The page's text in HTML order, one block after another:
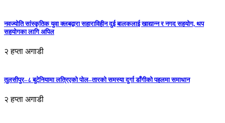
नवज्योति सांस्कृतिक युवा क्लबद्वारा सहाराविहीन दुई बालकलाई खाद्यान्न र नगद सहयोग, थप
सहयोगका लागि अपिल
२ हप्ता अगाडी
तुलसीपुर–८ बुटेनियामा लत्रिएको पोल–तारको समस्या दुर्गा डाँगीको पहलमा समाधान
२ हप्ता अगाडी